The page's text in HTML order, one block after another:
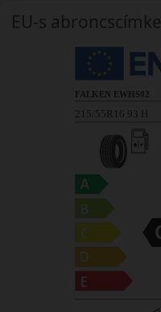
EU-s abroncscímke